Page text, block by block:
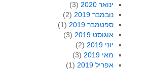
ינואר 2020
(3)
נובמבר 2019
(2)
ספטמבר 2019
(1)
אוגוסט 2019
(3)
יוני 2019
(2)
מאי 2019
(3)
אפריל 2019
(1)